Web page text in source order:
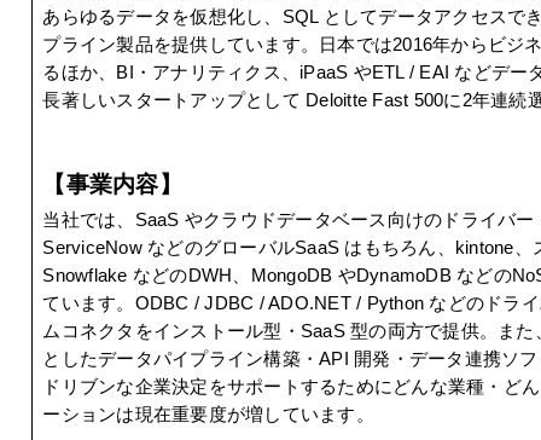
あらゆるデータを仮想化し、SQL としてデータアクセスで
プライン製品を提供しています。日本では2016年からビジ
るほか、BI・アナリティクス、iPaaS やETL / EAI などデ
長著しいスタートアップとして Deloitte Fast 500に2年連続
【事業内容】
当社では、SaaS やクラウドデータベース向けのドライバ
ServiceNow などのグローバルSaaS はもちろん、kintone
Snowflake などのDWH、MongoDB やDynamoDB などの
ています。ODBC / JDBC / ADO.NET / Python などのドラ
ムコネクタをインストール型・SaaS 型の両方で提供。ま
としたデータパイプライン構築・API 開発・データ連携ソ
ドリブンな企業決定をサポートするためにどんな業種・ど
ーションは現在重要度が増しています。